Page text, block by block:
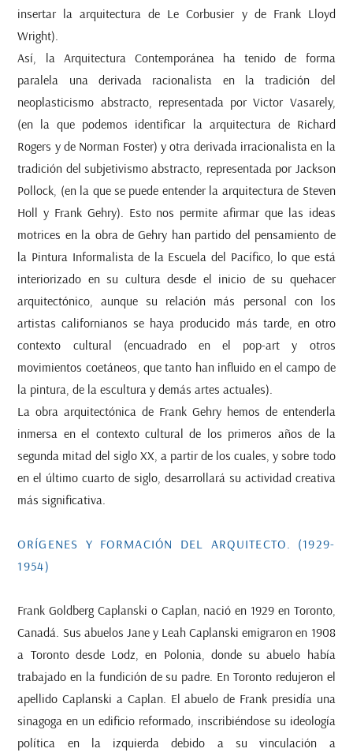
insertar la arquitectura de Le Corbusier y de Frank Lloyd
Wright).
Así, la Arquitectura Contemporánea ha tenido de forma
paralela una derivada racionalista en la tradición del
neoplasticismo abstracto, representada por Victor Vasarely,
(en la que podemos identificar la arquitectura de Richard
Rogers y de Norman Foster) y otra derivada irracionalista en la
tradición del subjetivismo abstracto, representada por Jackson
Pollock, (en la que se puede entender la arquitectura de Steven
Holl y Frank Gehry). Esto nos permite afirmar que las ideas
motrices en la obra de Gehry han partido del pensamiento de
la Pintura Informalista de la Escuela del Pacífico, lo que está
interiorizado en su cultura desde el inicio de su quehacer
arquitectónico, aunque su relación más personal con los
artistas californianos se haya producido más tarde, en otro
contexto cultural (encuadrado en el pop-art y otros
movimientos coetáneos, que tanto han influido en el campo de
la pintura, de la escultura y demás artes actuales).
La obra arquitectónica de Frank Gehry hemos de entenderla
inmersa en el contexto cultural de los primeros años de la
segunda mitad del siglo XX, a partir de los cuales, y sobre todo
en el último cuarto de siglo, desarrollará su actividad creativa
más significativa.
ORÍGENES Y FORMACIÓN DEL ARQUITECTO. (1929-
1954)
Frank Goldberg Caplanski o Caplan, nació en 1929 en Toronto,
Canadá. Sus abuelos Jane y Leah Caplanski emigraron en 1908
a Toronto desde Lodz, en Polonia, donde su abuelo había
trabajado en la fundición de su padre. En Toronto redujeron el
apellido Caplanski a Caplan. El abuelo de Frank presidía una
sinagoga en un edificio reformado, inscribiéndose su ideología
política en la izquierda debido a su vinculación a